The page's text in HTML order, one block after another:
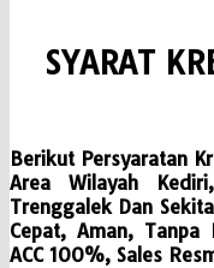
SYARAT
Berikut Persyaratan
Area Wilayah
Trenggalek Dan
Cepat, Aman,
ACC 100%, Sales